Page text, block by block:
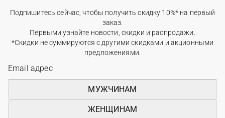
Подпишитесь сейчас, чтобы получить скидку 10%* на первый
заказ.
Первыми узнайте новости, скидки и распродажи.
*Скидки не суммируются с другими скидками и акционными
предложениями.
МУЖЧИНАМ
ЖЕНЩИНАМ